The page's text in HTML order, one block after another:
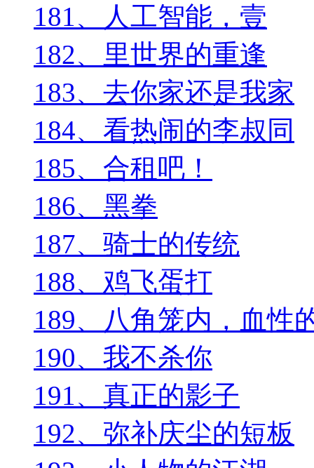
181、人工智能，壹
182、里世界的重逢
183、去你家还是我家
184、看热闹的李叔同
185、合租吧！
186、黑拳
187、骑士的传统
188、鸡飞蛋打
189、八角笼内，血性
190、我不杀你
191、真正的影子
192、弥补庆尘的短板